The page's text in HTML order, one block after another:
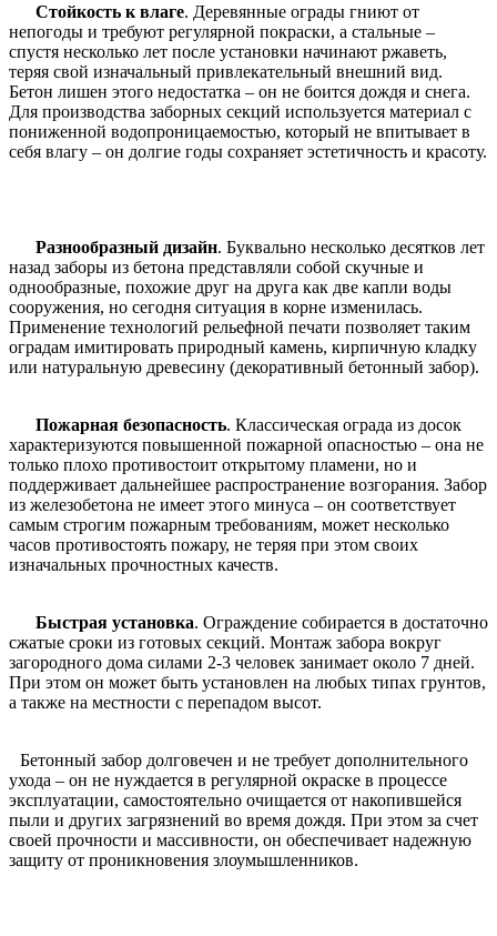
Стойкость к влаге. Деревянные ограды гниют от
непогоды и требуют регулярной покраски, а стальные –
спустя несколько лет после установки начинают ржаветь,
теряя свой изначальный привлекательный внешний вид.
Бетон лишен этого недостатка – он не боится дождя и снега.
Для производства заборных секций используется материал с
пониженной водопроницаемостью, который не впитывает в
себя влагу – он долгие годы сохраняет эстетичность и красоту.
Разнообразный дизайн. Буквально несколько десятков лет
назад заборы из бетона представляли собой скучные и
однообразные, похожие друг на друга как две капли воды
сооружения, но сегодня ситуация в корне изменилась.
Применение технологий рельефной печати позволяет таким
оградам имитировать природный камень, кирпичную кладку
или натуральную древесину (декоративный бетонный забор).
Пожарная безопасность. Классическая ограда из досок
характеризуются повышенной пожарной опасностью – она не
только плохо противостоит открытому пламени, но и
поддерживает дальнейшее распространение возгорания. Забор
из железобетона не имеет этого минуса – он соответствует
самым строгим пожарным требованиям, может несколько
часов противостоять пожару, не теряя при этом своих
изначальных прочностных качеств.
Быстрая установка. Ограждение собирается в достаточно
сжатые сроки из готовых секций. Монтаж забора вокруг
загородного дома силами 2-3 человек занимает около 7 дней.
При этом он может быть установлен на любых типах грунтов,
а также на местности с перепадом высот.
Бетонный забор долговечен и не требует дополнительного
ухода – он не нуждается в регулярной окраске в процессе
эксплуатации, самостоятельно очищается от накопившейся
пыли и других загрязнений во время дождя. При этом за счет
своей прочности и массивности, он обеспечивает надежную
защиту от проникновения злоумышленников.